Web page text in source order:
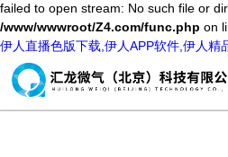
failed to open stream: No such file or
/www/wwwroot/Z4.com/func.php on
伊人直播色版下载,伊人APP软件,伊人精